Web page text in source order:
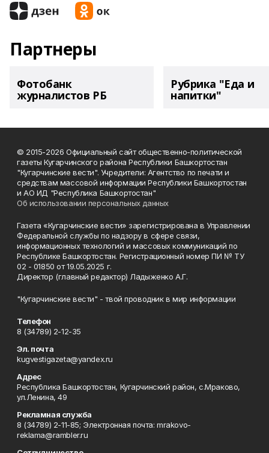
Партнеры
Фотобанк
журналистов РБ
Рубрика "Еда и
напитки"
© 2015-2026 Официальный сайт общественно-политической
газеты Кугарчинского района Республики Башкортостан
"Кугарчинские вести". Учредители: Агентство по печати и
средствам массовой информации Республики Башкортостан
и АО ИД "Республика Башкортостан"
Об использовании персональных данных
Газета «Кугарчинские вести» зарегистрирована в Управлении
Федеральной службы по надзору в сфере связи,
информационных технологий и массовых коммуникаций по
Республике Башкортостан. Регистрационный номер ПИ № ТУ
02 - 01850 от 19.05.2025 г.
Директор (главный редактор) Ладыженко А.Г.
"Кугарчинские вести" - твой проводник в мир информации
Телефон
8 (34789) 2-12-35
Эл. почта
kugvestigazeta@yandex.ru
Адрес
Республика Башкортостан, Кугарчинский район, с.Мраково,
ул.Ленина, 49
Рекламная служба
8 (34789) 2-11-85; Электронная почта: mrakovo-
reklama@rambler.ru